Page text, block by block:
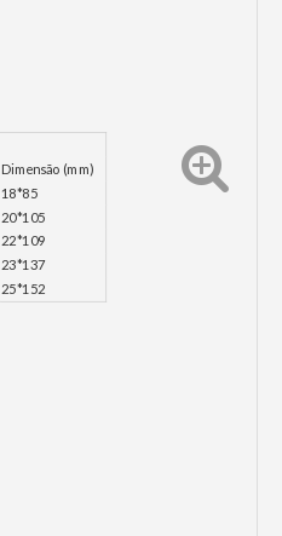
Dimensão (mm)
18*85
20*105
22*109
23*137
25*152